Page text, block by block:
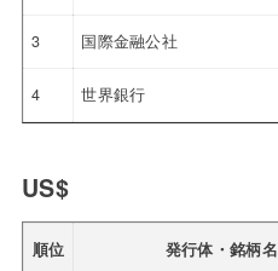
3 国際金融公社
4 世界銀行
US$
順位 発行体・銘柄名